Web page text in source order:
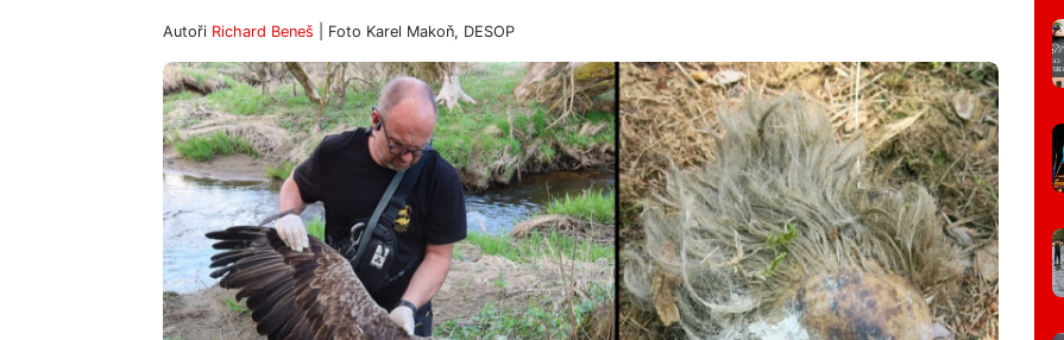
Autoři Richard Beneš | Foto Karel Makoň, DESOP